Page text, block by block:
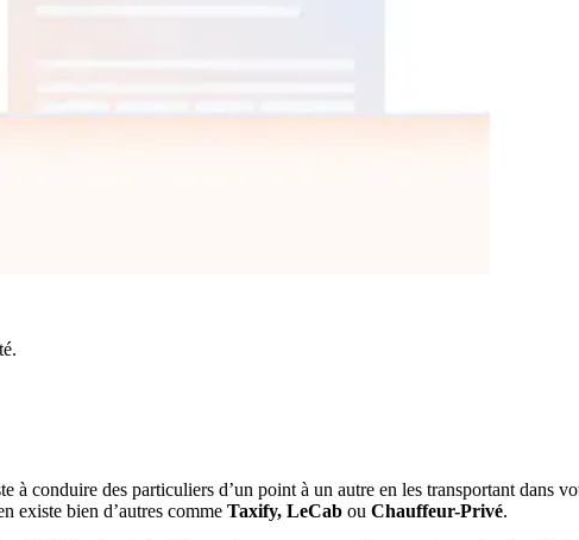
conduire des particuliers d’un point à un autre en les transportant dans
existe bien d’autres comme Taxify, LeCab ou Chauffeur-Privé.